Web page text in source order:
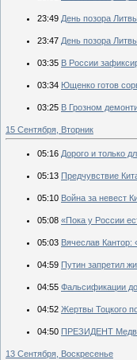
23:49 День позора
23:47 День позора
03:35 В России
03:34 Ющенко готов
03:25 В Грозном
15 Сентября, Вторник
05:16 Дорого и только
05:13 Предчувствие
05:10 Война за невест
05:08 «Пока у России
05:03 Вячеслав Кантор:
04:59 Путин запретил
04:55 Фальсификации
04:52 Жертвы Тоцкого
04:50 ПРЕЗИДЕНТ
13 Сентября, Воскресенье